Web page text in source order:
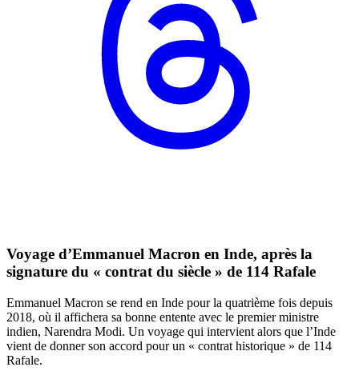
Voyage d’Emmanuel Macron en Inde, après la
signature du « contrat du siècle » de 114 Rafale
Emmanuel Macron se rend en Inde pour la quatrième fois depuis
2018, où il affichera sa bonne entente avec le premier ministre
indien, Narendra Modi. Un voyage qui intervient alors que l’Inde
vient de donner son accord pour un « contrat historique » de 114
Rafale.